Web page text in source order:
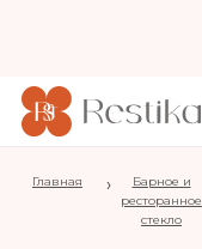
Главная ›
Барное и
ресторанное
стекло